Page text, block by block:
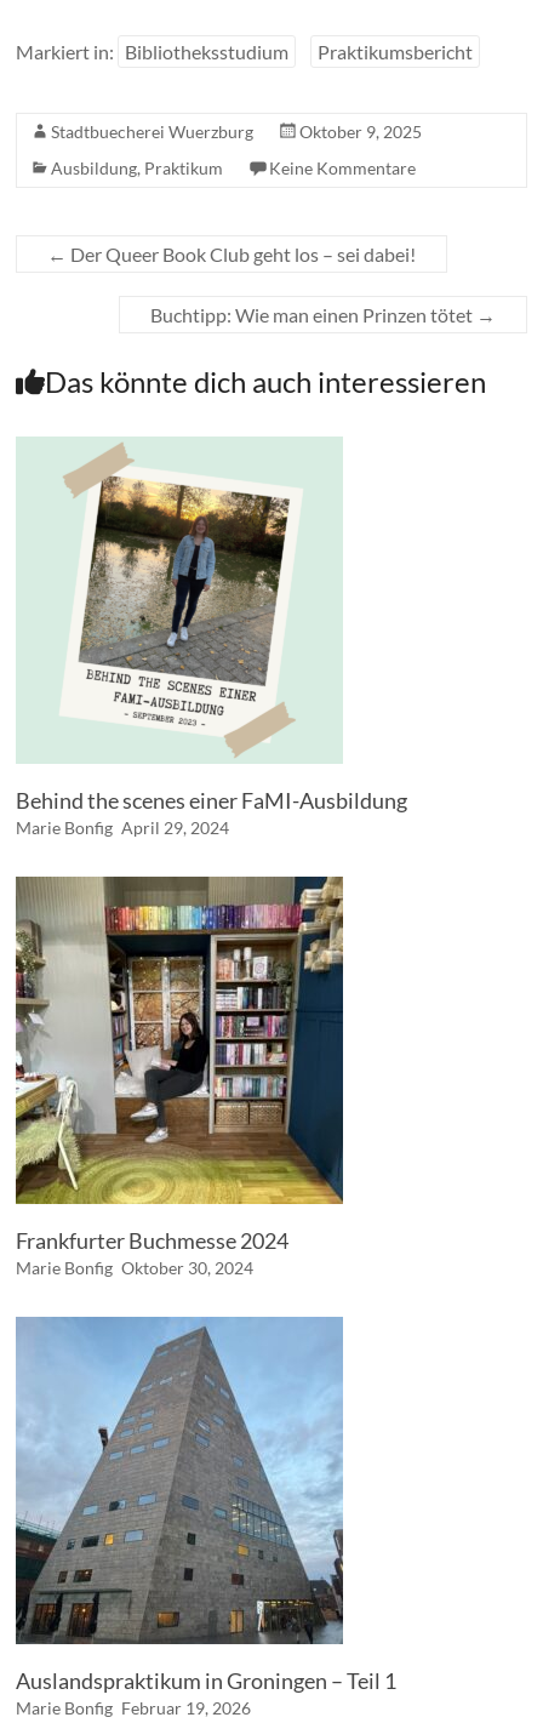
Markiert in: Bibliotheksstudium Praktikumsbericht
Stadtbuecherei Wuerzburg
Oktober 9, 2025
Ausbildung, Praktikum Keine Kommentare
← Der Queer Book Club geht los – sei dabei!
Buchtipp: Wie man einen Prinzen tötet →
Das könnte dich auch interessieren
Behind the scenes einer FaMI-Ausbildung
Marie Bonfig April 29, 2024
Frankfurter Buchmesse 2024
Marie Bonfig Oktober 30, 2024
Auslandspraktikum in Groningen – Teil 1
Marie Bonfig Februar 19, 2026